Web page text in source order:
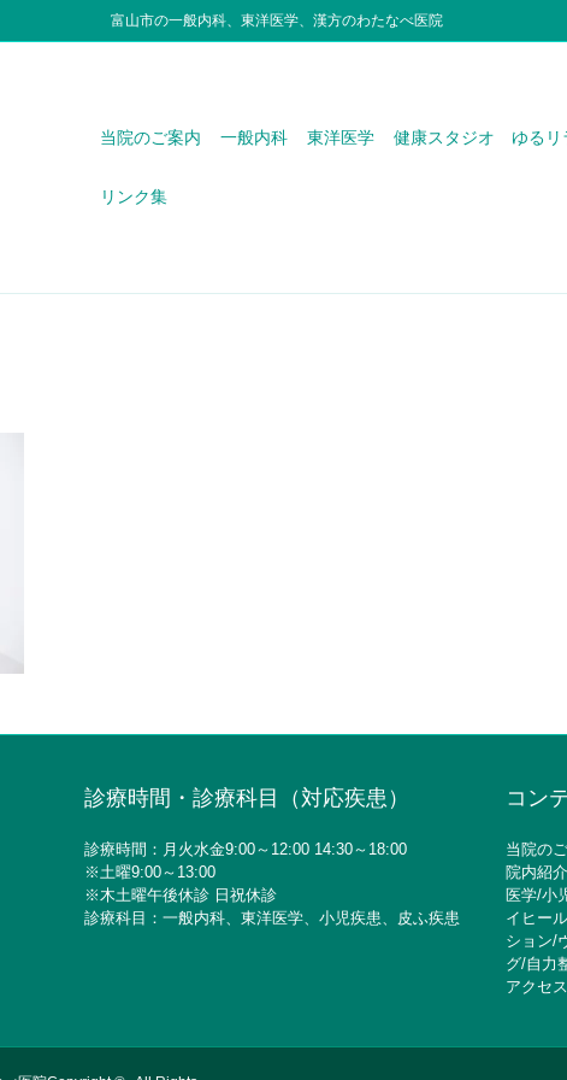
富山市の一般内科、東洋医学、漢方のわたなべ医院
当院のご案内 一般内科 東洋医学 健康スタジオ ゆるリ
リンク集
診療時間・診療科目（対応疾患）
診療時間：月火水金9:00～12:00 14:30～18:00
※土曜9:00～13:00
※木土曜午後休診 日祝休診
診療科目：一般内科、東洋医学、小児疾患、皮ふ疾患
コン
当院の
院内紹介
医学/小
イヒー
ション/
グ/自力
アクセス